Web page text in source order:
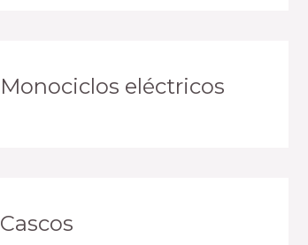
Monociclos eléctricos
Cascos